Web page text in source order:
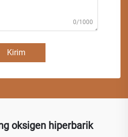
0/1000
Kirim
oksigen hiperbarik